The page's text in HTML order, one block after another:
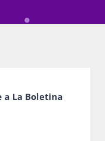
a La Boletina